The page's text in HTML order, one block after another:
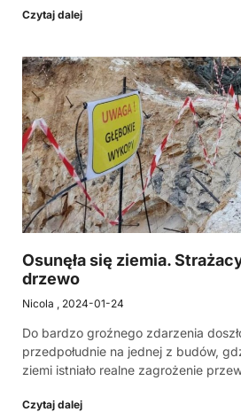
Czytaj dalej
Osunęła się ziemia.
drzewo
Nicola 2024-01-24
Do bardzo groźnego zdarzenia
przedpołudnie na jednej z budów,
ziemi istniało realne zagrożenie
Czytaj dalej